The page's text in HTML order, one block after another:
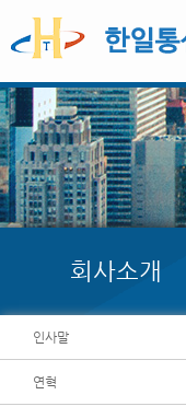
회사소개
인사말
연혁